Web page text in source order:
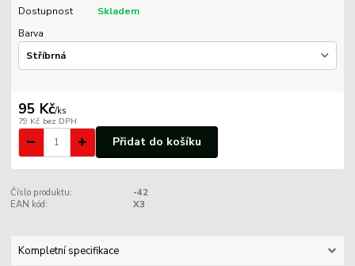
Dostupnost
Skladem
Barva
95 Kč/ks
79 Kč bez DPH
Přidat do košíku
Číslo produktu:
-42
EAN kód:
X3
Kompletní specifikace